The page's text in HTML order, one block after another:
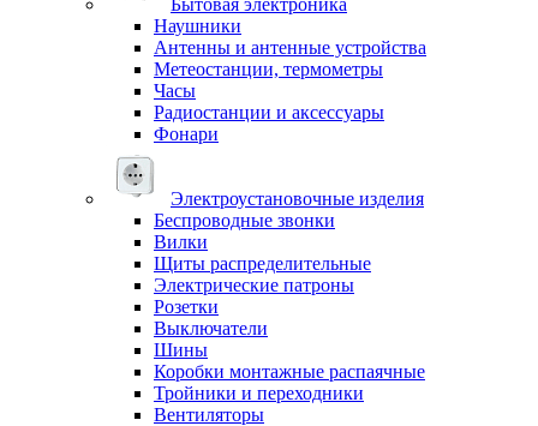
Бытовая электроника
Наушники
Антенны и антенные устройства
Метеостанции, термометры
Часы
Радиостанции и аксессуары
Фонари
Электроустановочные изделия
Беспроводные звонки
Вилки
Щиты распределительные
Электрические патроны
Розетки
Выключатели
Шины
Коробки монтажные распаячные
Тройники и переходники
Вентиляторы